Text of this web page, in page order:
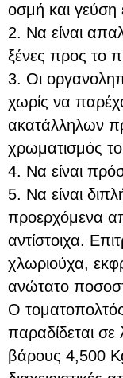
οσμή και γεύση
2. Nα είναι
ξένες προς το
3. Οι
χωρίς να
ακατάλληλων
χρωματισμός
4. Nα είναι
5. Nα είναι
προερχόμενα
αντίστοιχα.
χλωριούχα,
ανώτατο
Ο
παραδίδεται
βάρους 4,500